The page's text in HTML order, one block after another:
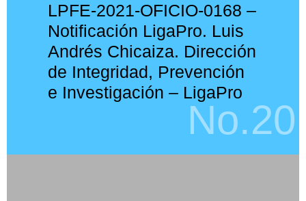
LPFE-2021-OFICIO-0168 –
Notificación LigaPro. Luis
Andrés Chicaiza. Dirección
de Integridad, Prevención
e Investigación – LigaPro
No.20